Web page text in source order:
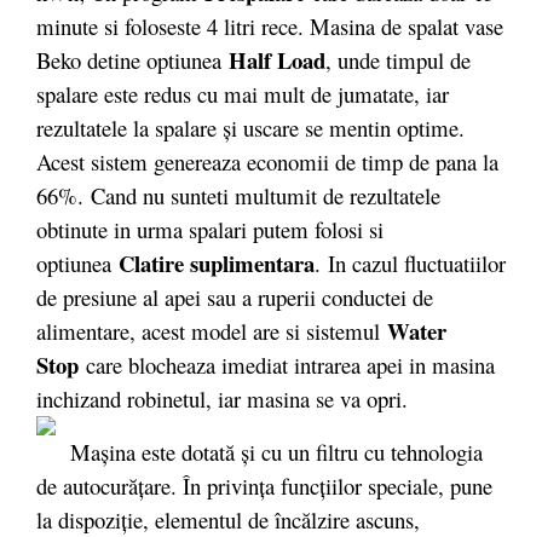
minute si foloseste 4 litri rece. Masina de spalat vase
Beko detine optiunea Half Load, unde timpul de
spalare este redus cu mai mult de jumatate, iar
rezultatele la spalare şi uscare se mentin optime.
Acest sistem genereaza economii de timp de pana la
66%. Cand nu sunteti multumit de rezultatele
obtinute in urma spalari putem folosi si
optiunea Clatire suplimentara. In cazul fluctuatiilor
de presiune al apei sau a ruperii conductei de
alimentare, acest model are si sistemul Water
Stop care blocheaza imediat intrarea apei in masina
inchizand robinetul, iar masina se va opri.
Mașina este dotată și cu un filtru cu tehnologia
de autocurățare. În privinţa funcţiilor speciale, pune
la dispoziţie, elementul de încălzire ascuns,